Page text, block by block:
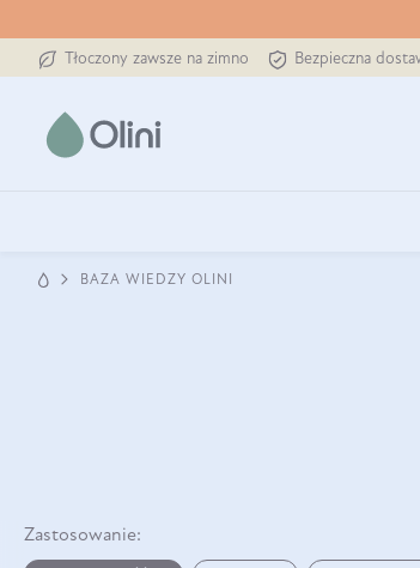
Tłoczony zawsze na zimno Bezpieczna
BAZA WIEDZY OLINI
Zastosowanie: